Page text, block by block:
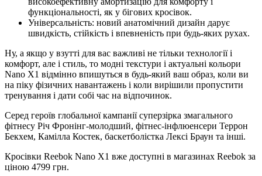
функціональності, як у бігових кросівок.
Універсальність: новий анатомічний дизайн дарує
швидкість, стійкість і впевненість при будь-яких рухах.
Ну, а якщо у взутті для вас важливі не тільки технології і
комфорт, але і стиль, то модні текстури і актуальні кольори
Nano X1 відмінно впишуться в будь-який ваш образ, коли ви
на піку фізичних навантажень і коли вирішили пропустити
тренування і дати собі час на відпочинок.
Серед героїв глобальної кампанії суперзірка змагального
фітнесу Річ Фронінг-молодший, фітнес-інфлюенсери Террон
Бекхем, Камілла Костек, баскетболістка Лексі Браун та інші.
Кросівки Reebok Nano X1 вже доступні в магазинах Reebok за
ціною 4799 грн.